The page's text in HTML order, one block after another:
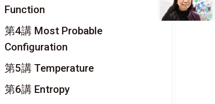
Function
第4講 Most Probable
Configuration
第5講 Temperature
第6講 Entropy